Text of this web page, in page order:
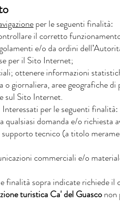
per le seguenti finalità:
il corretto
e/o da ordini
per il Sito Internet;
ottenere informazioni
giornaliera, aree geografiche di
sul Sito Internet.
per le seguenti finalità:
qualsiasi domanda e/o richiesta
tecnico (a titolo
commerciali e/o
sopra indicate richiede il
turistica Ca' del Guasco